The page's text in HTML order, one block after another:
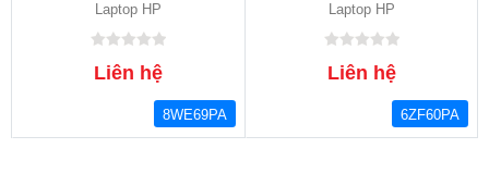
Laptop HP
Liên hệ
8WE69PA
Laptop HP
Liên hệ
6ZF60PA